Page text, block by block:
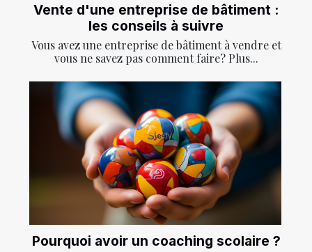
Vente d'une entreprise de bâtiment :
les conseils à suivre
Vous avez une entreprise de bâtiment à vendre et
vous ne savez pas comment faire? Plus...
Pourquoi avoir un coaching scolaire ?